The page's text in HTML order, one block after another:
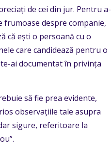
de cei din jur. Pentru a-
frumoase despre companie,
că ești o persoană cu o
care candidează pentru o
ai documentat în privința
să fie prea evidente,
observațiile tale asupra
sigure, referitoare la